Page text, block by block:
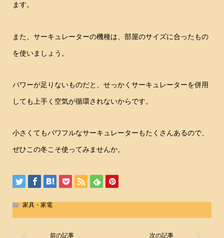
ます。
また、サーキュレーターの機種は、部屋のサイズに合ったもの
を使いましょう。
パワーが足りないものだと、せっかくサーキュレーターを併用
しても上手く空気が循環されないからです。
小さくてもパワフルなサーキュレーターもたくさんあるので、
ぜひこの冬こそ使ってみませんか。
家具・家電